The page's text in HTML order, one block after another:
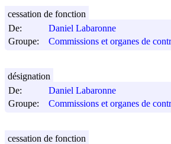
De:
Daniel Labaronne
Groupe:
Commissions et organes de
cessation de fonction
De:
Daniel Labaronne
Groupe:
Commissions et organes de
désignation
cessation de fonction